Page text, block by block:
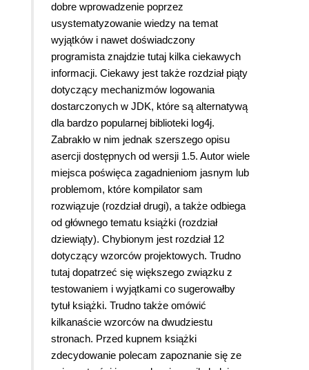
dobre wprowadzenie poprzez
usystematyzowanie wiedzy na temat
wyjątków i nawet doświadczony
programista znajdzie tutaj kilka ciekawych
informacji. Ciekawy jest także rozdział piąty
dotyczący mechanizmów logowania
dostarczonych w JDK, które są alternatywą
dla bardzo popularnej biblioteki log4j.
Zabrakło w nim jednak szerszego opisu
asercji dostępnych od wersji 1.5. Autor wiele
miejsca poświęca zagadnieniom jasnym lub
problemom, które kompilator sam
rozwiązuje (rozdział drugi), a także odbiega
od głównego tematu książki (rozdział
dziewiąty). Chybionym jest rozdział 12
dotyczący wzorców projektowych. Trudno
tutaj dopatrzeć się większego związku z
testowaniem i wyjątkami co sugerowałby
tytuł książki. Trudno także omówić
kilkanaście wzorców na dwudziestu
stronach. Przed kupnem książki
zdecydowanie polecam zapoznanie się ze